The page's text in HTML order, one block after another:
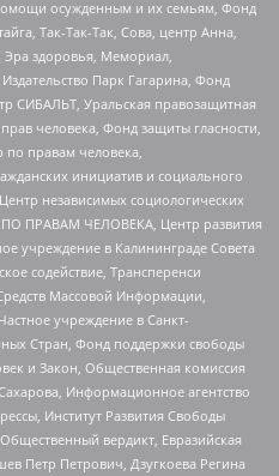
осужденным и их семьям, Фонд
Так-Так-Так, Сова, центр Анна,
Эра здоровья, Мемориал,
Парк Гагарина, Фонд
СИБАЛЬТ, Уральская правозащитная
человека, Фонд защиты гласности,
по правам человека,
инициатив и социального
независимых социологических
ПРАВАМ ЧЕЛОВЕКА, Центр развития
учреждение в Калининграде Совета
содействие, Трансперенси
Массовой Информации,
учреждение в Санкт-
Стран, Фонд поддержки свободы
и Закон, Общественная комиссия
Информационное агентство
Институт Развития Свободы
вердикт, Евразийская
Петр Петрович, Дзугкоева Регина